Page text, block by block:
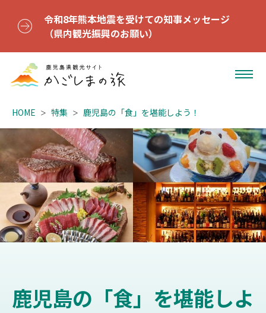
令和8年熊本地震を受けての知事メッセージ
（県内観光振興のお願い）
HOME 特集 鹿児島の「食」を堪能しよう！
鹿児島の「食」を堪能しよ